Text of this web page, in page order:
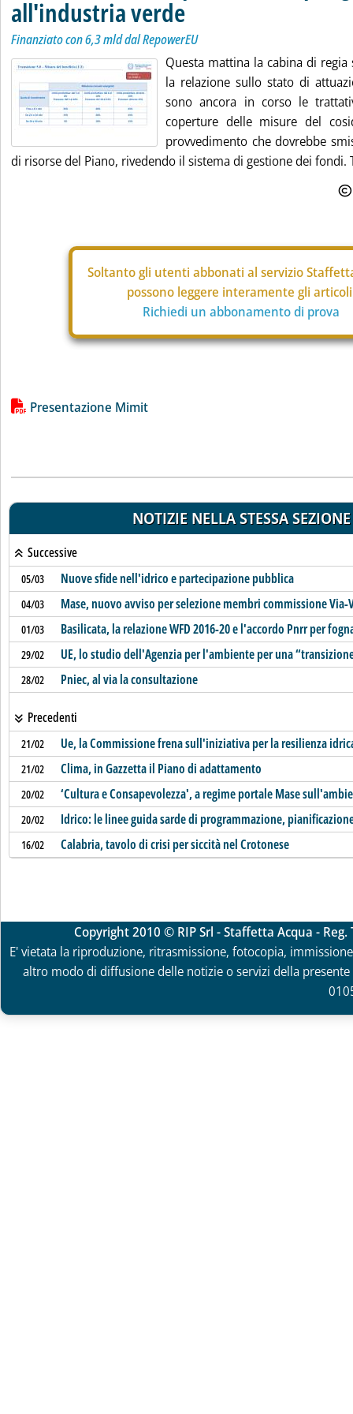
all'industria verde
Finanziato con 6,3 mld dal RepowerEU
Questa mattina la cabina di
la relazione sullo stato di
sono ancora in corso le
coperture delle misure del
provvedimento che dovrebbe
di risorse del Piano, rivedendo il sistema di gestione dei fondi.
Soltanto gli utenti abbonati al servizio
possono leggere interamente gli
Richiedi un abbonamento di prova
Lista allegati PDF alla notizia
Presentazione Mimit
NOTIZIE NELLA STESSA SEZIONE
Successive
05/03 Nuove sfide nell'idrico e partecipazione pubblica
04/03 Mase, nuovo avviso per selezione membri commissione Via-
01/03 Basilicata, la relazione WFD 2016-20 e l'accordo Pnrr per
29/02 UE, lo studio dell'Agenzia per l'ambiente per una
28/02 Pniec, al via la consultazione
Precedenti
21/02 Ue, la Commissione frena sull'iniziativa per la resilienza
21/02 Clima, in Gazzetta il Piano di adattamento
20/02 ‘Cultura e Consapevolezza', a regime portale Mase
20/02 Idrico: le linee guida sarde di programmazione,
16/02 Calabria, tavolo di crisi per siccità nel Crotonese
Copyright 2010 © RIP Srl - Staffetta Acqua -
E' vietata la riproduzione, ritrasmissione, fotocopia,
altro modo di diffusione delle notizie o servizi della